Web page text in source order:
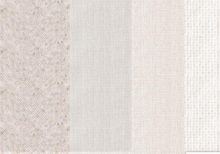
SHARP プラズマクラスター搭載
加湿機 気化式 パーソナルタイプ
ブルー系 HV-C30-A